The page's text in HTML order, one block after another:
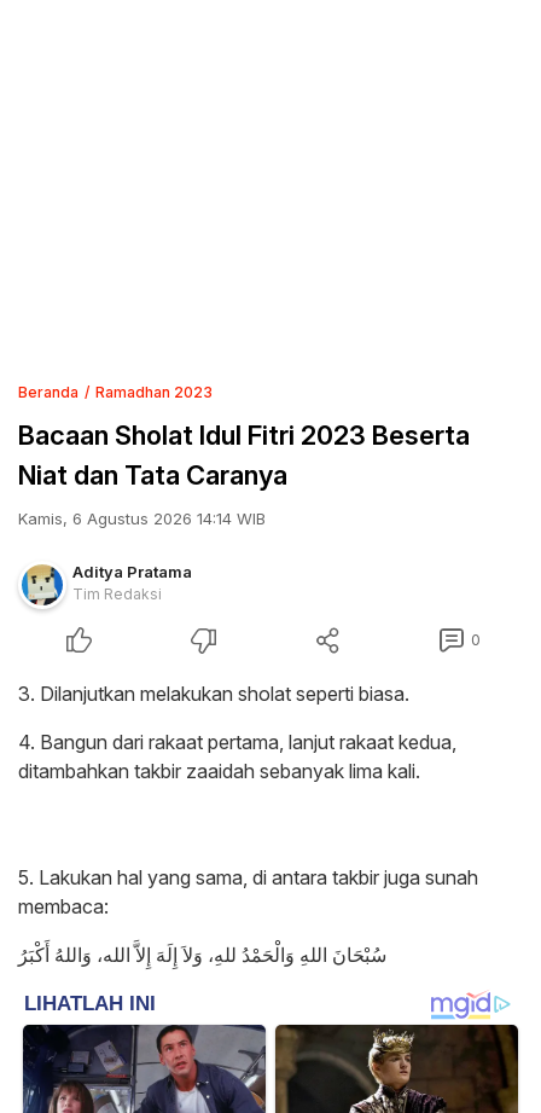
Beranda Ramadhan 2023
Bacaan Sholat Idul Fitri 2023 Beserta
Niat dan Tata Caranya
Kamis, 6 Agustus 2026 14:14 WIB
Aditya Pratama
Tim Redaksi
0
3. Dilanjutkan melakukan sholat seperti biasa.
4. Bangun dari rakaat pertama, lanjut rakaat kedua,
ditambahkan takbir zaaidah sebanyak lima kali.
5. Lakukan hal yang sama, di antara takbir juga sunah
membaca:
سُبْحَانَ اللهِ وَالْحَمْدُ للهِ، وَلاَ إِلَهَ إِلاَّ الله، وَاللهُ أَكْبَرُ